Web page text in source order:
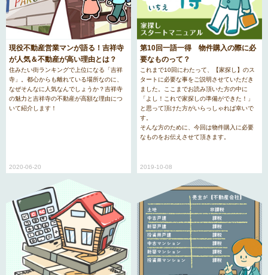
現役不動産営業マンが語る！吉祥寺
が人気＆不動産が高い理由とは？
住みたい街ランキングで上位になる「吉祥
寺」。都心からも離れている場所なのに、
なぜそんなに人気なんでしょうか？吉祥寺
の魅力と吉祥寺の不動産が高額な理由につ
いて紹介します！
2020-06-20
第10回一語一得 物件購入の際に必
要なものって？
これまで10回にわたって、【家探し】のス
タートに必要な事をご説明させていただき
ました。ここまでお読み頂いた方の中に
「よし！これで家探しの準備ができた！」
と思って頂けた方がいらっしゃれば幸いで
す。
そんな方のために、今回は物件購入に必要
なものをお伝えさせて頂きます。
2019-10-08